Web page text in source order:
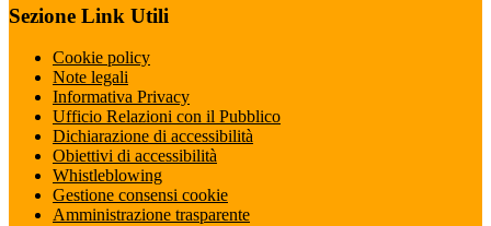
Sezione Link Utili
Cookie policy
Note legali
Informativa Privacy
Ufficio Relazioni con il Pubblico
Dichiarazione di accessibilità
Obiettivi di accessibilità
Whistleblowing
Gestione consensi cookie
Amministrazione trasparente